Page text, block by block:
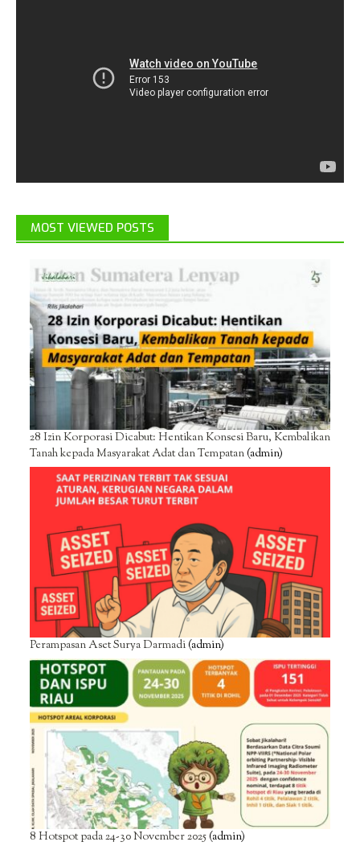
MOST VIEWED POSTS
28 Izin Korporasi Dicabut: Hentikan Konsesi Baru, Kembalikan
Tanah kepada Masyarakat Adat dan Tempatan(admin)
Perampasan Aset Surya Darmadi(admin)
8 Hotspot pada 24-30 November 2025(admin)